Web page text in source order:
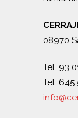
08970
Tel. 93
Tel. 645